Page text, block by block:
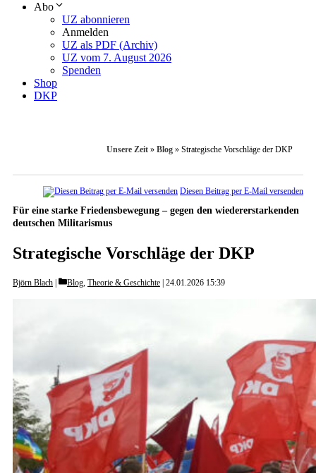
Abo
UZ abonnieren
Anmelden
UZ als PDF (Archiv)
UZ vom 7. August 2026
Spenden
Shop
DKP
Unsere Zeit » Blog » Strategische Vorschläge der DKP
Diesen Beitrag per E-Mail versenden
Für eine starke Friedensbewegung – gegen den wiedererstarkenden
deutschen Militarismus
Strategische Vorschläge der DKP
Björn Blach Categories
Blog, Theorie & Geschichte 24.01.2026 15:39